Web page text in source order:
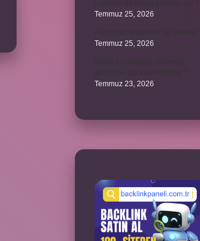
Temmuz 25, 2026
Temmuz 25, 2026
Temmuz 23, 2026